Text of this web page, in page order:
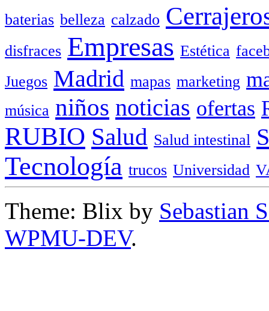
baterias belleza calzado
disfraces Empresas Estética
Juegos Madrid mapas marketing
música niños noticias ofertas
RUBIO Salud Salud intestinal
Tecnología trucos Universidad
Theme: Blix by Sebastian
WPMU-DEV.